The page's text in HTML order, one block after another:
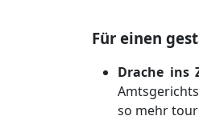
Für einen
Drache ins
so mehr